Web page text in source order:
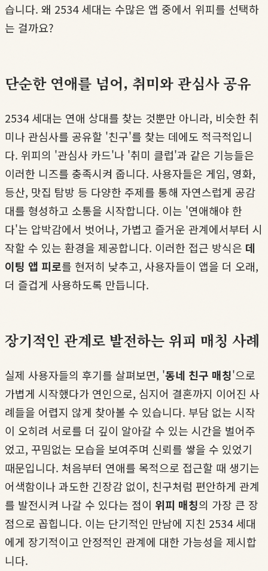
습니다. 왜 2534 세대는 수많은 앱 중에서 위피를 선택하
는 걸까요?
단순한 연애를 넘어, 취미와 관심사 공유
2534 세대는 연애 상대를 찾는 것뿐만 아니라, 비슷한 취
미나 관심사를 공유할 '친구'를 찾는 데에도 적극적입니
다. 위피의 '관심사 카드'나 '취미 클럽'과 같은 기능들은
이러한 니즈를 충족시켜 줍니다. 사용자들은 게임, 영화,
등산, 맛집 탐방 등 다양한 주제를 통해 자연스럽게 공감
대를 형성하고 소통을 시작합니다. 이는 '연애해야 한
다'는 압박감에서 벗어나, 가볍고 즐거운 관계에서부터 시
작할 수 있는 환경을 제공합니다. 이러한 접근 방식은 데
이팅 앱 피로를 현저히 낮추고, 사용자들이 앱을 더 오래,
더 즐겁게 사용하도록 만듭니다.
장기적인 관계로 발전하는 위피 매칭 사례
실제 사용자들의 후기를 살펴보면, '동네 친구 매칭'으로
가볍게 시작했다가 연인으로, 심지어 결혼까지 이어진 사
례들을 어렵지 않게 찾아볼 수 있습니다. 부담 없는 시작
이 오히려 서로를 더 깊이 알아갈 수 있는 시간을 벌어주
었고, 꾸밈없는 모습을 보여주며 신뢰를 쌓을 수 있었기
때문입니다. 처음부터 연애를 목적으로 접근할 때 생기는
어색함이나 과도한 긴장감 없이, 친구처럼 편안하게 관계
를 발전시켜 나갈 수 있다는 점이 위피 매칭의 가장 큰 장
점으로 꼽힙니다. 이는 단기적인 만남에 지친 2534 세대
에게 장기적이고 안정적인 관계에 대한 가능성을 제시합
니다.